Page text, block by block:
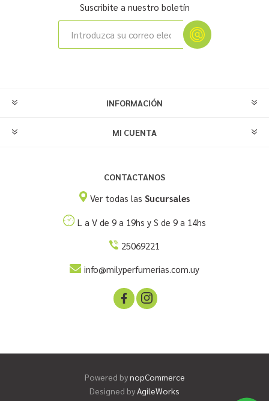
Suscribite a nuestro boletín
INFORMACIÓN
MI CUENTA
CONTACTANOS
Ver todas lasSucursales
L a V de 9 a 19hs y S de 9 a 14hs
25069221
info@milyperfumerias.com.uy
Powered bynopCommerce
Designed by AgileWorks